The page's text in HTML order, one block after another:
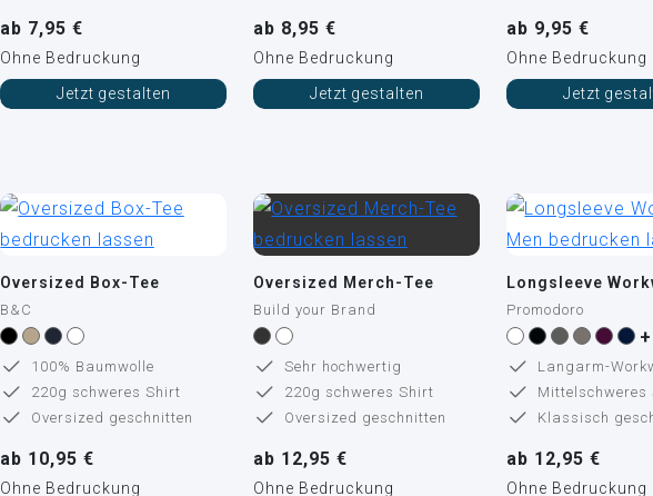
ab 7,95 €
Ohne Bedruckung
Jetzt gestalten
ab 8,95 €
Ohne Bedruckung
Jetzt gestalten
ab 9,95 €
Ohne Bedruckung
Jetzt
Oversized Box-Tee
B&C
100% Baumwolle
220g schweres Shirt
Oversized geschnitten
ab 10,95 €
Ohne Bedruckung
Oversized Merch-Tee
Build your Brand
Sehr hochwertig
220g schweres Shirt
Oversized geschnitten
ab 12,95 €
Ohne Bedruckung
Longsleeve
Promodoro
Langarm-
Mittelschweres
Klassisch
ab 12,95 €
Ohne Bedruckung